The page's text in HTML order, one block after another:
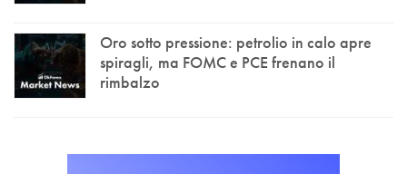
Oro sotto pressione: petrolio in calo apre
spiragli, ma FOMC e PCE frenano il
rimbalzo